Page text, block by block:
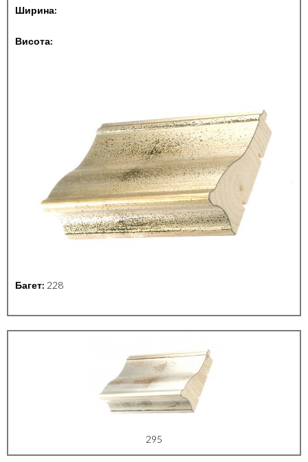
Ширина:
Висота:
Багет: 228
295